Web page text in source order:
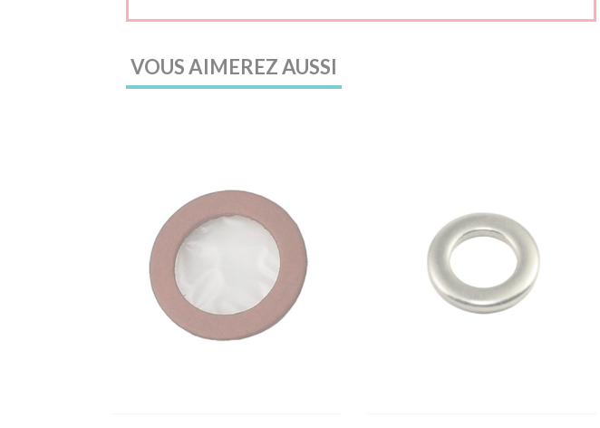
VOUS AIMEREZ AUSSI